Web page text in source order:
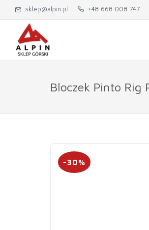
sklep@alpin.pl +48 668 008 747
Bloczek Pinto Rig
-30%